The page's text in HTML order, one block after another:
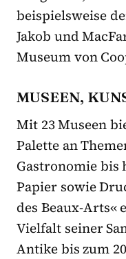
beispielsweise
Jakob und
Museum von
MUSEEN,
Mit 23 Museen
Palette an
Gastronomie bis
Papier sowie
des Beaux-
Vielfalt seiner
Antike biszum